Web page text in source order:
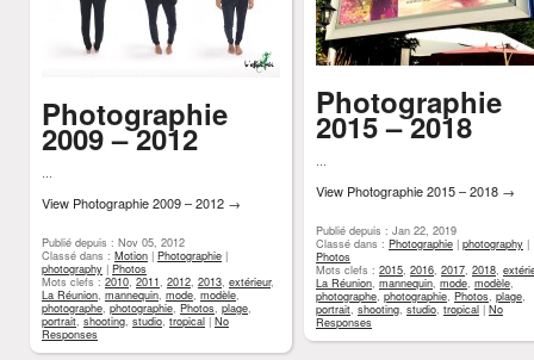
Photographie
2015 – 2018
View Photographie 2015 – 2018 →
Publié depuis : Jan 22, 2019
Classé dans : Photographie | photography |
Photos
Mots clefs : 2015, 2016, 2017, 2018,
La Réunion, mannequin, mode, modèle,
photographe, photographie, Photos, plage,
portrait, shooting, studio, tropical | No
Responses
Photographie
2009 – 2012
View Photographie 2009 – 2012 →
Publié depuis : Nov 05, 2012
Classé dans : Motion | Photographie |
photography | Photos
Mots clefs : 2010, 2011, 2012, 2013, extérieur,
La Réunion, mannequin, mode, modèle,
photographe, photographie, Photos, plage,
portrait, shooting, studio, tropical | No
Responses